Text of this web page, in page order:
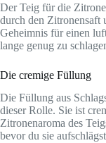
Der Teig für die
durch den Zitronensaft
Geheimnis für einen
lange genug zu
Die cremige Füllung
Die Füllung aus
dieser Rolle. Sie ist
Zitronenaroma des
bevor du sie